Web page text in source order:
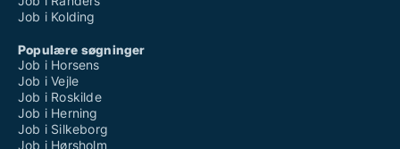
Job i Kolding
Populære søgninger
Job i Horsens
Job i Vejle
Job i Roskilde
Job i Herning
Job i Silkeborg
Job i Hørsholm